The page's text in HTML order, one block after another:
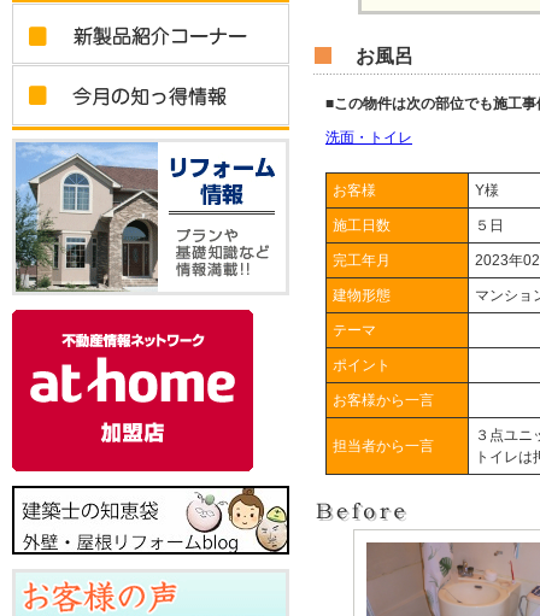
お風呂
■この物件は次の部位でも施工
洗面・トイレ
お客様 Y様
施工日数 ５日
完工年月 2023年
建物形態 マンショ
テーマ
ポイント
お客様から一言
担当者から一言
３点ユニ
トイレは